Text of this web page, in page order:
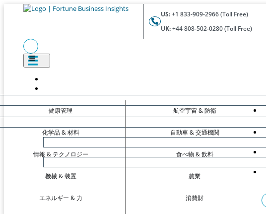
US:+1 833-909-2966 (Toll Free)
UK:+44 808-502-0280 (Toll Free)
健康管理
化学品 & 材料
情報 & テクノロジー
機械 & 装置
エネルギー & 力
航空宇宙 & 防衛
自動車 & 交通機関
食べ物 & 飲料
農業
消費財